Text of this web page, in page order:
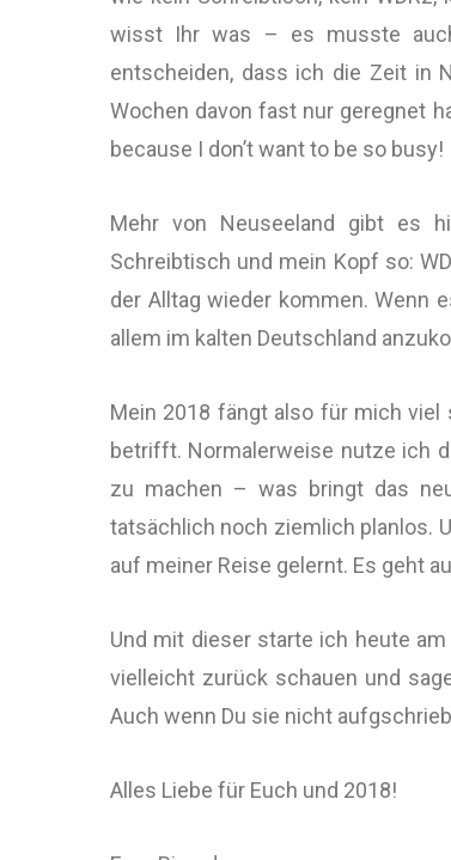
wisst Ihr was – es musste
entscheiden, dass ich die Zeit in
Wochen davon fast nur geregnet
because I don’t want to be so busy!
Mehr von Neuseeland gibt es
Schreibtisch und mein Kopf so:
der Alltag wieder kommen. Wenn
allem im kalten Deutschland
Mein 2018 fängt also für mich viel
betrifft. Normalerweise nutze ich
zu machen – was bringt das
tatsächlich noch ziemlich planlos.
auf meiner Reise gelernt. Es geht
Und mit dieser starte ich heute
vielleicht zurück schauen und
Auch wenn Du sie nicht
Alles Liebe für Euch und 2018!